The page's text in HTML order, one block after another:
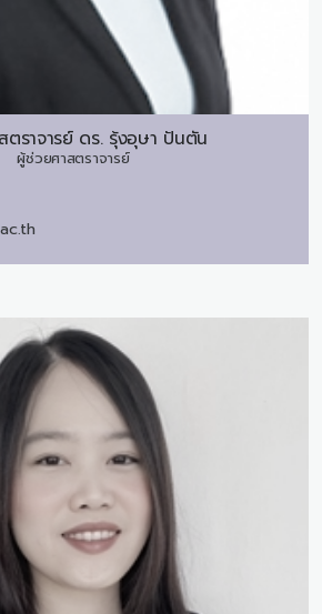
ตราจารย์ ดร. รุ้งอุษา ปันตัน
ผู้ช่วยศาสตราจารย์